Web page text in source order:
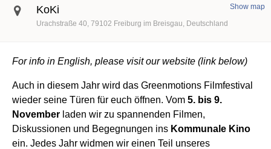
KoKi
Urachstraße 40 79102 Freiburg im Breisgau Deutschland
Show map
For info in English, please visit our website (link below)
Auch in diesem Jahr wird das Greenmotions Filmfestival
wieder seine Türen für euch öffnen. Vom 5. bis 9.
November laden wir zu spannenden Filmen,
Diskussionen und Begegnungen ins Kommunale Kino
ein. Jedes Jahr widmen wir einen Teil unseres